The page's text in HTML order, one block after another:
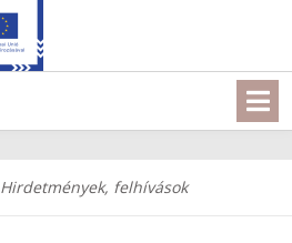
Hirdetmények, felhívások